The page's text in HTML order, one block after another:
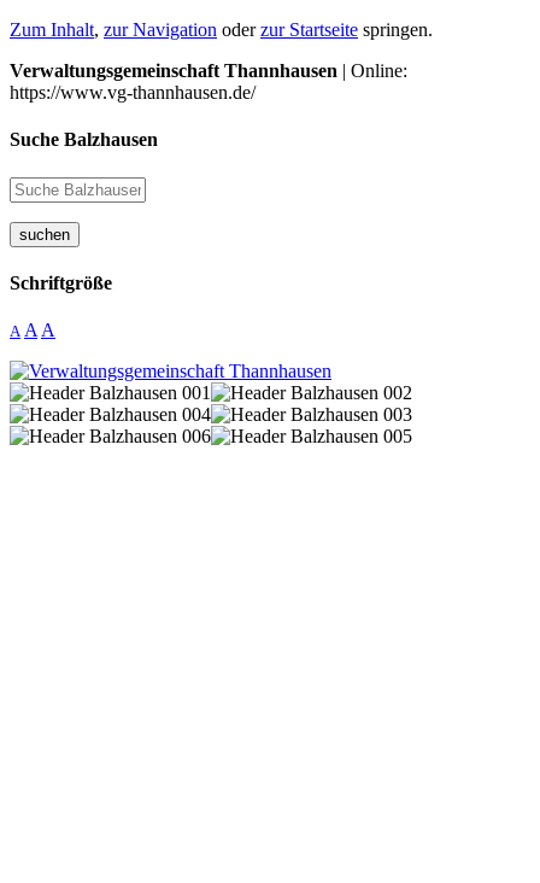
Zum Inhalt, zur Navigation oderzur Startseite springen.
Verwaltungsgemeinschaft Thannhausen | Online:
https://www.vg-thannhausen.de/
Suche Balzhausen
suchen
Schriftgröße
A A A